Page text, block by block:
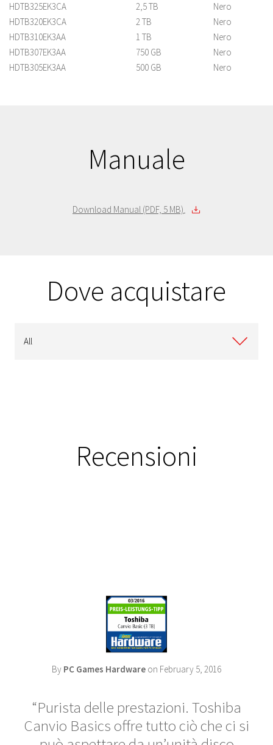
HDTB325EK3CA
2,5 TB
Nero
HDTB320EK3CA
2 TB
Nero
HDTB310EK3AA
1 TB
Nero
HDTB307EK3AA
750 GB
Nero
HDTB305EK3AA
500 GB Nero
Manuale
Download Manual (PDF, 5 MB)
Dove acquistare
All
Recensioni
By PC Games Hardware on February 5, 2016
Purista delle prestazioni. Toshiba
Canvio Basics offre tutto ciò che ci si